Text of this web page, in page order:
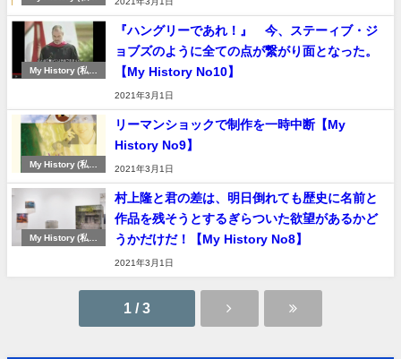
My History (私の
『ハングリーであれ！』 今、ステーィブ・ジ
ョブズのように全ての点が繋がり面となった。
【My History No10】
2021年3月1日
My History (私の
リーマンショックで制作を一時中断【My
History No9】
2021年3月1日
My History (私の
村上隆と君の差は、明日倒れても歴史に名前と
作品を残そうとするぎらついた欲望があるかど
うかだけだ！【My History No8】
2021年3月1日
1 / 3